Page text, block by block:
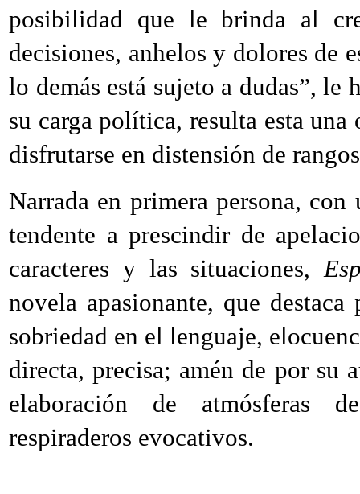
posibilidad que le brinda al
decisiones, anhelos y dolores de
lo demás está sujeto a dudas”, le
su carga política, resulta esta
disfrutarse en distensión de
Narrada en primera persona,
tendente a prescindir de
caracteres y las situaciones,
novela apasionante, que
sobriedad en el lenguaje,
directa, precisa; amén de por su
elaboración de atmósferas
respiraderos evocativos.